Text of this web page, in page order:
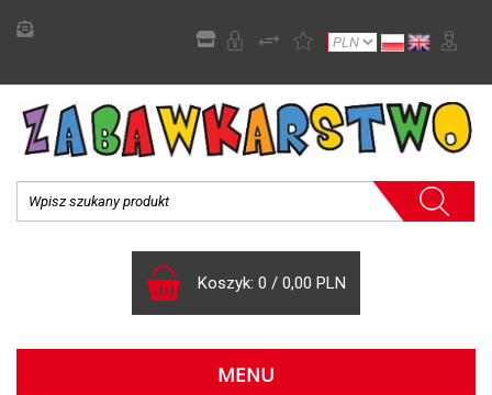
Koszyk: 0 / 0,00 PLN
MENU